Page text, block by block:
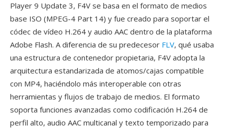
Player 9 Update 3, F4V se basa en el formato de medios
base ISO (MPEG-4 Part 14) y fue creado para soportar el
códec de vídeo H.264 y audio AAC dentro de la plataforma
Adobe Flash. A diferencia de su predecesor FLV, qué usaba
una estructura de contenedor propietaria, F4V adopta la
arquitectura estandarizada de atomos/cajas compatible
con MP4, haciéndolo más interoperable con otras
herramientas y flujos de trabajo de medios. El formato
soporta funciones avanzadas como codificación H.264 de
perfil alto, audio AAC multicanal y texto temporizado para